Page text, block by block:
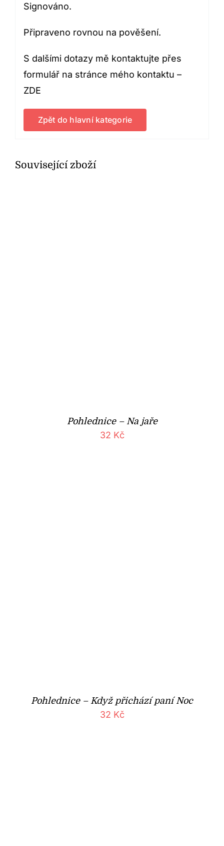
Signováno.
Připraveno rovnou na pověšení.
S dalšími dotazy mě kontaktujte přes
formulář na stránce mého kontaktu –
ZDE
Zpět do hlavní kategorie
Související zboží
Pohlednice – Na jaře
32 Kč
Pohlednice – Když přichází paní Noc
32 Kč